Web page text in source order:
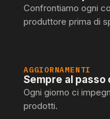
Confrontiamo ogni
produttore prima di
AGGIORNAMENTI
Sempre al passo
Ogni giorno ci
prodotti.